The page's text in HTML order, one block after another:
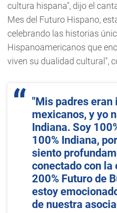
cultura hispana", dijo el
Mes del Futuro Hispano,
celebrando las historias
Hispanoamericanos que
viven su dualidad cultural",
"Mis padres
mexicanos, y yo
Indiana. Soy
100% Indiana,
siento
conectado con la
200% Futuro de
estoy
de nuestra